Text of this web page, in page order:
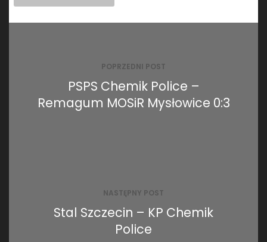
POPRZEDNI POST
PSPS Chemik Police –
Remagum MOSiR Mysłowice 0:3
NASTĘPNY POST
Stal Szczecin – KP Chemik
Police